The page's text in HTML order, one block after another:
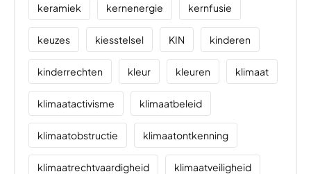
keramiek kernenergie kernfusie
keuzes kiesstelsel KIN kinderen
kinderrechten kleur kleuren klimaat
klimaatactivisme klimaatbeleid
klimaatobstructie klimaatontkenning
klimaatrechtvaardigheid klimaatveiligheid